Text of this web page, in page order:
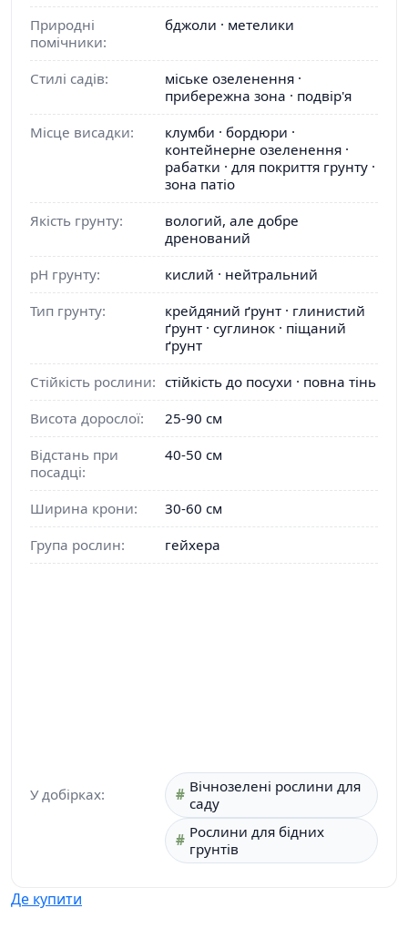
Природні
помічники:
бджоли · метелики
Стилі садів:
міське озеленення ·
прибережна зона · подвір'я
Місце висадки:
клумби · бордюри ·
контейнерне озеленення ·
рабатки · для покриття грунту ·
зона патіо
Якість грунту:
вологий, але добре
дренований
pH грунту:
кислий · нейтральний
Тип грунту:
крейдяний ґрунт · глинистий
ґрунт · суглинок · піщаний
ґрунт
Стійкість рослини: стійкість до посухи · повна тінь
Висота дорослої:
25-90 см
Відстань при
посадці:
40-50 см
Ширина крони:
30-60 см
Група рослин:
гейхера
У добірках:
Вічнозелені рослини для
саду
Рослини для бідних
грунтів
Де купити